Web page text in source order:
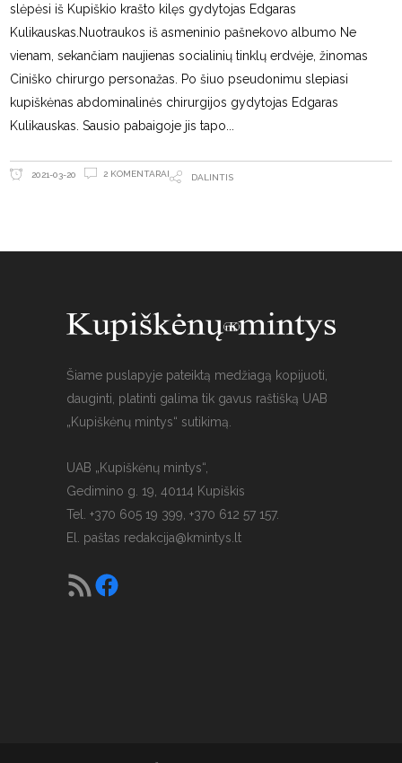
slėpėsi iš Kupiškio krašto kilęs gydytojas Edgaras
Kulikauskas.Nuotraukos iš asmeninio pašnekovo albumo Ne
vienam, sekančiam naujienas socialinių tinklų erdvėje, žinomas
Ciniško chirurgo personažas. Po šiuo pseudonimu slepiasi
kupiškėnas abdominalinės chirurgijos gydytojas Edgaras
Kulikauskas. Sausio pabaigoje jis tapo
2021-03-20 2 KOMENTARAI DALINTIS
Šiame puslapyje pateiktą medžiagą kopijuoti,
dauginti, platinti galima tik gavus raštišką UAB
„Kupiškėnų mintys“ sutikimą.
UAB „Kupiškėnų mintys“,
Gedimino g. 19, 40114 Kupiškis
Tel. +370 605 19 399, +370 612 57 157.
El. paštas redakcija@kmintys.lt